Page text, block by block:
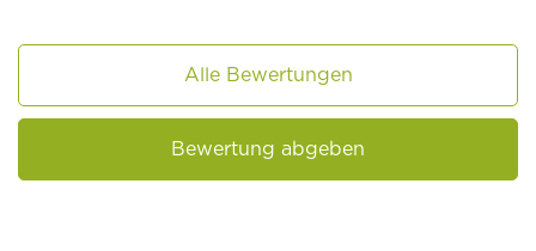
Alle Bewertungen
Bewertung abgeben